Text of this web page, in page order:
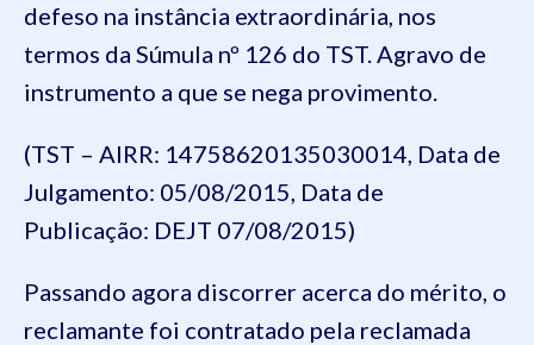
defeso na instância extraordinária, nos
termos da Súmula nº 126 do TST. Agravo de
instrumento a que se nega provimento.
(TST – AIRR: 14758620135030014, Data de
Julgamento: 05/08/2015, Data de
Publicação: DEJT 07/08/2015)
Passando agora discorrer acerca do mérito, o
reclamante foi contratado pela reclamada